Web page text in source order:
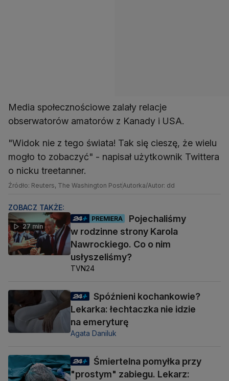
Media społecznościowe zalały relacje
obserwatorów amatorów z Kanady i USA.
"Widok nie z tego świata! Tak się cieszę, że wielu
mogło to zobaczyć" - napisał użytkownik Twittera
o nicku treetanner.
Źródło: Reuters, The Washington PostAutorka/Autor: dd
ZOBACZ TAKŻE:
27 min
PREMIERA
Pojechaliśmy
w rodzinne strony Karola
Nawrockiego. Co o nim
usłyszeliśmy?
TVN24
Spóźnieni kochankowie?
Lekarka: łechtaczka nie idzie
na emeryturę
Agata Daniluk
Śmiertelna pomyłka przy
"prostym" zabiegu. Lekarz: